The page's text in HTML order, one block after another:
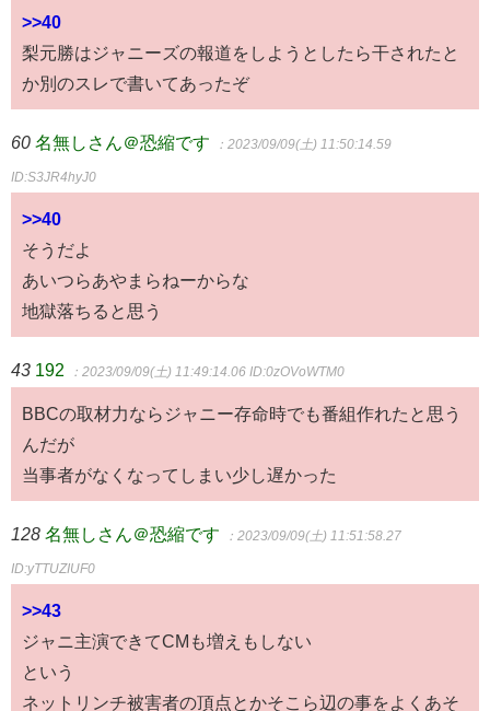
>>40
梨元勝はジャニーズの報道をしようとしたら干されたと
か別のスレで書いてあったぞ
60 名無しさん＠恐縮です ：2023/09/09(土) 11:50:14.59
ID:S3JR4hyJ0
>>40
そうだよ
あいつらあやまらねーからな
地獄落ちると思う
43 192 ：2023/09/09(土) 11:49:14.06 ID:0zOVoWTM0
BBCの取材力ならジャニー存命時でも番組作れたと思う
んだが
当事者がなくなってしまい少し遅かった
128 名無しさん＠恐縮です ：2023/09/09(土) 11:51:58.27
ID:yTTUZIUF0
>>43
ジャニ主演できてCMも増えもしない
という
ネットリンチ被害者の頂点とかそこら辺の事をよくあそ